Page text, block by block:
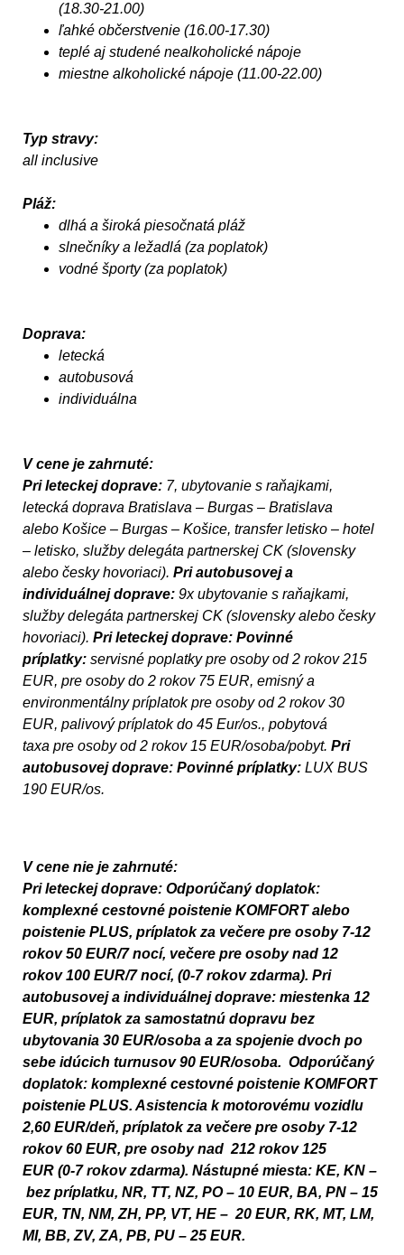
(18.30-21.00)
ľahké občerstvenie (16.00-17.30)
teplé aj studené nealkoholické nápoje
miestne alkoholické nápoje (11.00-22.00)
Typ stravy:
all inclusive
Pláž:
dlhá a široká piesočnatá pláž
slnečníky a ležadlá (za poplatok)
vodné športy (za poplatok)
Doprava:
letecká
autobusová
individuálna
V cene je zahrnuté:
Pri leteckej doprave: 7, ubytovanie s raňajkami,
letecká doprava Bratislava – Burgas – Bratislava
alebo Košice – Burgas – Košice, transfer letisko – hotel
– letisko, služby delegáta partnerskej CK (slovensky
alebo česky hovoriaci). Pri autobusovej a
individuálnej doprave: 9x ubytovanie s raňajkami,
služby delegáta partnerskej CK (slovensky alebo česky
hovoriaci). Pri leteckej doprave: Povinné
príplatky: servisné poplatky pre osoby od 2 rokov 215
EUR, pre osoby do 2 rokov 75 EUR, emisný a
environmentálny príplatok pre osoby od 2 rokov 30
EUR, palivový príplatok do 45 Eur/os., pobytová
taxa pre osoby od 2 rokov 15 EUR/osoba/pobyt. Pri
autobusovej doprave: Povinné príplatky: LUX BUS
190 EUR/os.
V cene nie je zahrnuté:
Pri leteckej doprave: Odporúčaný doplatok:
komplexné cestovné poistenie KOMFORT alebo
poistenie PLUS, príplatok za večere pre osoby 7-12
rokov 50 EUR/7 nocí, večere pre osoby nad 12
rokov 100 EUR/7 nocí, (0-7 rokov zdarma). Pri
autobusovej a individuálnej doprave: miestenka 12
EUR, príplatok za samostatnú dopravu bez
ubytovania 30 EUR/osoba a za spojenie dvoch po
sebe idúcich turnusov 90 EUR/osoba. Odporúčaný
doplatok: komplexné cestovné poistenie KOMFORT
poistenie PLUS. Asistencia k motorovému vozidlu
2,60 EUR/deň, príplatok za večere pre osoby 7-12
rokov 60 EUR, pre osoby nad 212 rokov 125
EUR (0-7 rokov zdarma). Nástupné miesta: KE, KN –
bez príplatku, NR, TT, NZ, PO – 10 EUR, BA, PN – 15
EUR, TN, NM, ZH, PP, VT, HE – 20 EUR, RK, MT, LM,
MI, BB, ZV, ZA, PB, PU – 25 EUR.